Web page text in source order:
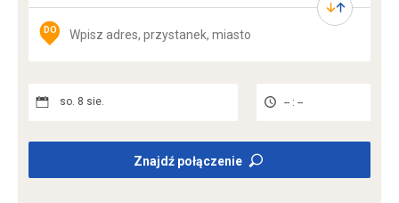
DO
so. 8 sie. -- : --
Znajdź połączenie